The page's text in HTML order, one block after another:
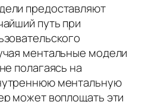
предоставляют
путь при
ментальные модели
полагаясь на
ментальную
может воплощать эти